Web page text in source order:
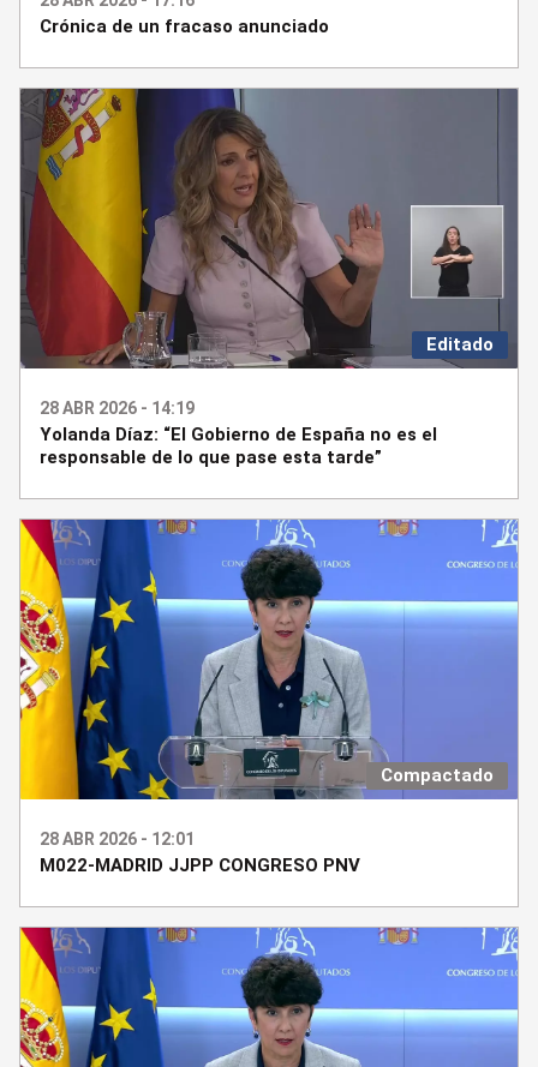
Crónica de un fracaso anunciado
Editado
28 ABR 2026 - 14:19
Yolanda Díaz: “El Gobierno de España no es el
responsable de lo que pase esta tarde”
Compactado
28 ABR 2026 - 12:01
M022-MADRID JJPP CONGRESO PNV